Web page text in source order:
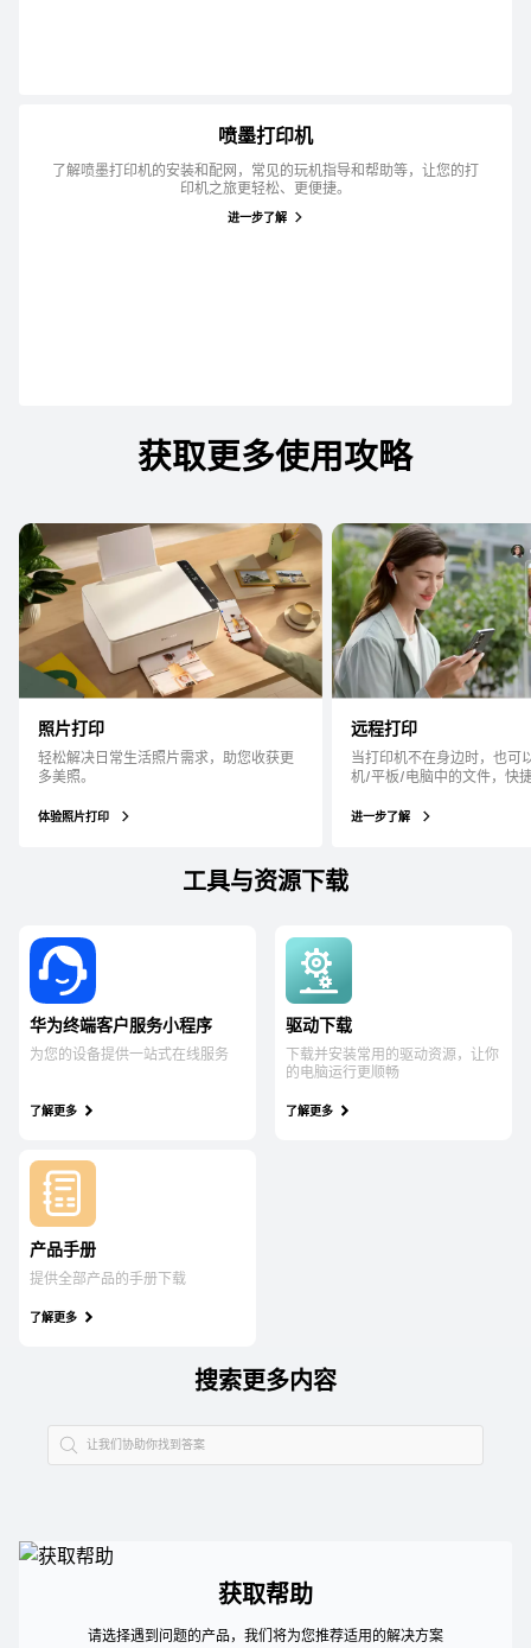
喷墨打印机
了解喷墨打印机的安装和配网，常见的玩机指导和帮助等，让您的打
印机之旅更轻松、更便捷。
进一步了解
获取更多使用攻略
照片打印
轻松解决日常生活照片需求，助您收获更
多美照。
体验照片打印
远程打印
当打印机不在身边时，也可
机/平板/电脑中的文件，快
进一步了解
工具与资源下载
华为终端客户服务小程序
为您的设备提供一站式在线服务
了解更多
驱动下载
下载并安装常用的驱动资源，让你
的电脑运行更顺畅
了解更多
产品手册
提供全部产品的手册下载
了解更多
搜索更多内容
获取帮助
请选择遇到问题的产品，我们将为您推荐适用的解决方案